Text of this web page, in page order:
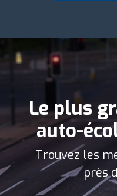
Le plus
auto-
Trouvez les
près